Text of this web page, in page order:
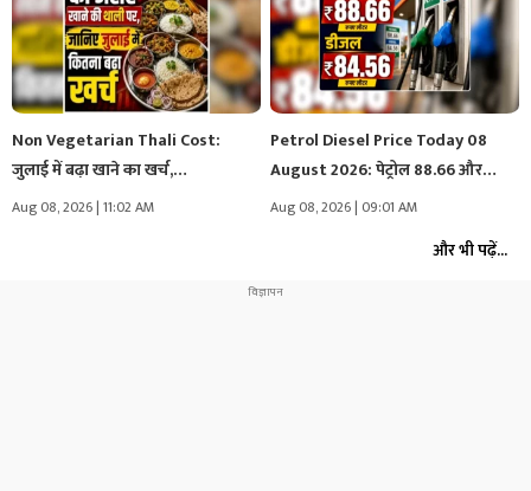
Non Vegetarian Thali Cost:
जुलाई में बढ़ा खाने का खर्च,…
Aug 08, 2026 | 11:02 AM
Petrol Diesel Price Today 08
August 2026: पेट्रोल 88.66 और…
Aug 08, 2026 | 09:01 AM
और भी पढ़ें...